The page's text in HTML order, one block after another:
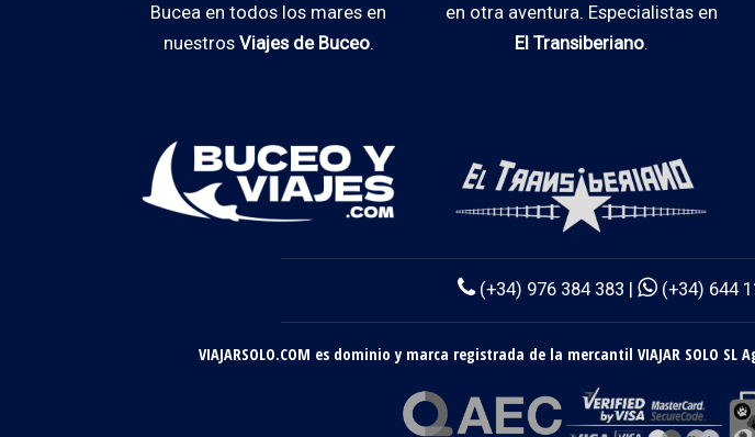
Bucea en todos los mares en
nuestros Viajes de Buceo.
en otra aventura. Especialistas en
El Transiberiano.
(+34) 976 384 383 | (+34) 644
VIAJARSOLO.COM es dominio y marca registrada de la mercantil VIAJAR SOLO